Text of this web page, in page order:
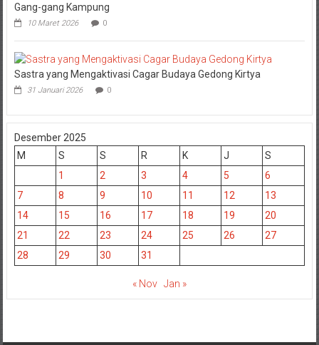
Gang-gang Kampung
10 Maret 2026 0
Sastra yang Mengaktivasi Cagar Budaya Gedong Kirtya
31 Januari 2026 0
Desember 2025
M
S S R K J
S
1
2 3 4 5
6
7
8 9 10 11 12
13
14
15 16 17 18 19
20
21
22 23 24 25 26
27
28
29 30 31
« Nov Jan »